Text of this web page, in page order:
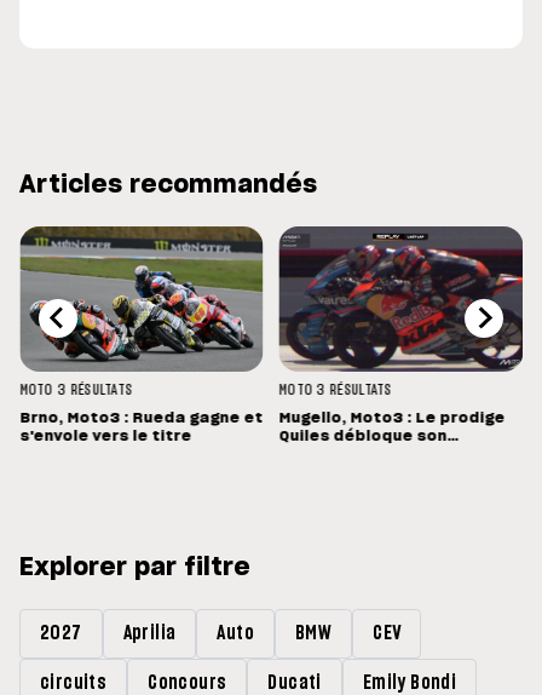
Articles recommandés
MOTO 3 RÉSULTATS
Brno, Moto3 : Rueda gagne et
s'envole vers le titre
MOTO 3 RÉSULTATS
Mugello, Moto3 : Le prodige
Quiles débloque son
Explorer par filtre
2027 Aprilia Auto BMW CEV
circuits Concours Ducati Emily Bondi